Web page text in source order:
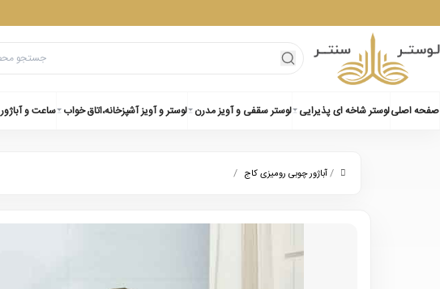
صفحه اصلیلوستر شاخه ای پذیرایی لوستر سقفی و آویز مدرن لوستر و آویز آشپزخانه،اتاق خواب ساعت و آباژور
/آباژور چوبی رومیزی کاج /